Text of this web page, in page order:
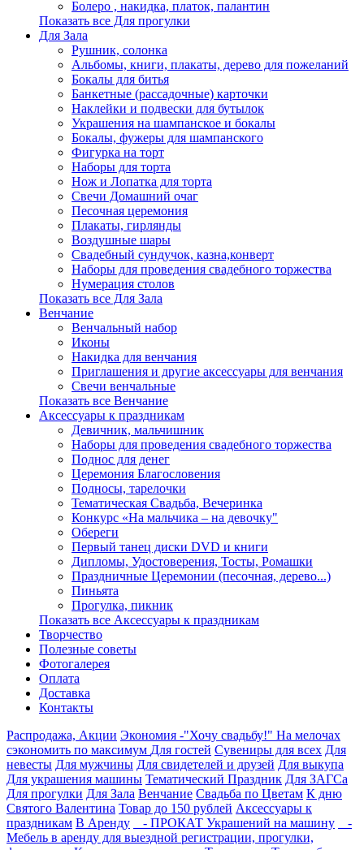
Болеро , накидка, платок, палантин
Показать все Для прогулки
Для Зала
Рушник, солонка
Альбомы, книги, плакаты, дерево для пожеланий
Бокалы для битья
Банкетные (рассадочные) карточки
Наклейки и подвески для бутылок
Украшения на шампанское и бокалы
Бокалы, фужеры для шампанского
Фигурка на торт
Наборы для торта
Нож и Лопатка для торта
Свечи Домашний очаг
Песочная церемония
Плакаты, гирлянды
Воздушные шары
Свадебный сундучок, казна,конверт
Наборы для проведения свадебного торжества
Нумерация столов
Показать все Для Зала
Венчание
Венчальный набор
Иконы
Накидка для венчания
Приглашения и другие аксессуары для венчания
Свечи венчальные
Показать все Венчание
Аксессуары к праздникам
Девичник, мальчишник
Наборы для проведения свадебного торжества
Поднос для денег
Церемония Благословения
Подносы, тарелочки
Тематическая Свадьба, Вечеринка
Конкурс «На мальчика – на девочку"
Обереги
Первый танец диски DVD и книги
Дипломы, Удостоверения, Тосты, Ромашки
Праздничные Церемонии (песочная, дерево...)
Пиньята
Прогулка, пикник
Показать все Аксессуары к праздникам
Творчество
Полезные советы
Фотогалерея
Оплата
Доставка
Контакты
Распродажа, Акции Экономия -"Хочу свадьбу!" На мелочах
сэкономить по максимум Для гостей Сувениры для всех Для
невесты Для мужчины Для свидетелей и друзей Для выкупа
Для украшения машины Тематический Праздник Для ЗАГСа
Для прогулки Для Зала Венчание Свадьба по Цветам К дню
Святого Валентина Товар до 150 рублей Аксессуары к
праздникам В Аренду - ПРОКАТ Украшений на машину
-
Мебель в аренду для выездной регистрации, прогулки,